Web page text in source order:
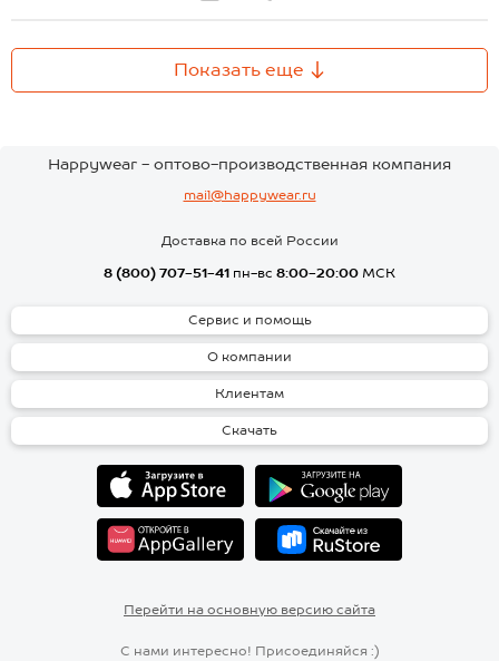
Показать еще
Happywear - оптово-производственная компания
mail@happywear.ru
Доставка по всей России
8 (800) 707-51-41 пн-вс 8:00-20:00 МСК
Сервис и помощь
О компании
Клиентам
Скачать
Перейти на основную версию сайта
С нами интересно! Присоединяйся :)